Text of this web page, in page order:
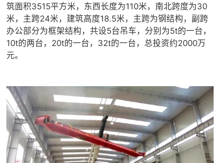
筑面积3515平方米，东西长度为110米，南北跨度为30
米，主跨24米，建筑高度18.5米，主跨为钢结构，副跨
办公部分为框架结构，共设5台吊车，分别为5t的一台，
10t的两台，20t的一台，32t的一台，总投资约2000万
元。